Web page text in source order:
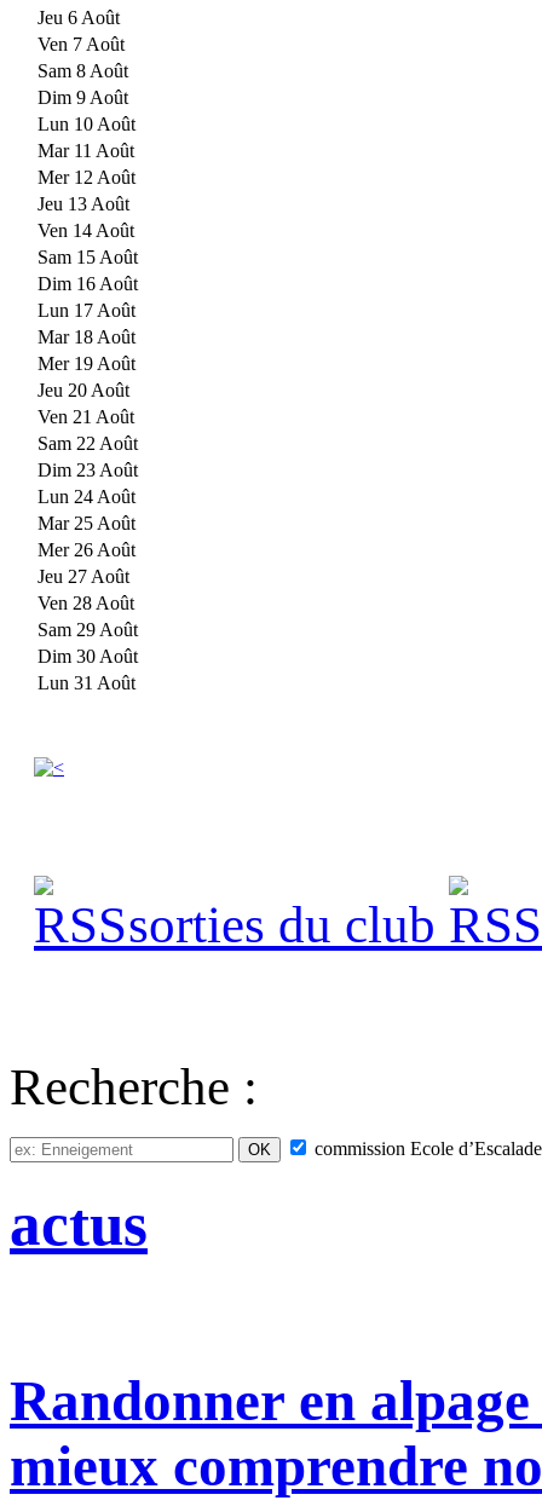
Jeu 6 Août
Ven 7 Août
Sam 8 Août
Dim 9 Août
Lun 10 Août
Mar 11 Août
Mer 12 Août
Jeu 13 Août
Ven 14 Août
Sam 15 Août
Dim 16 Août
Lun 17 Août
Mar 18 Août
Mer 19 Août
Jeu 20 Août
Ven 21 Août
Sam 22 Août
Dim 23 Août
Lun 24 Août
Mar 25 Août
Mer 26 Août
Jeu 27 Août
Ven 28 Août
Sam 29 Août
Dim 30 Août
Lun 31 Août
sorties du club
Recherche :
commission Ecole d’Escalade
actus
Randonner en
mieux comprendre